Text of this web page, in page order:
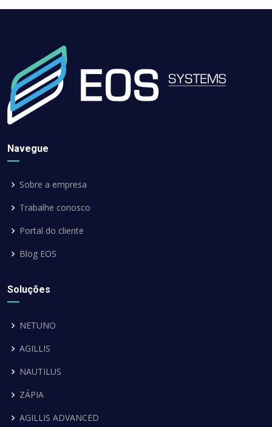
Navegue
Sobre a empresa
Trabalhe conosco
Portal do cliente
Blog EOS
Soluções
NETUNO
AGILLIS
NAUTILUS
ZÁPIA
AGILLIS ADVANCED